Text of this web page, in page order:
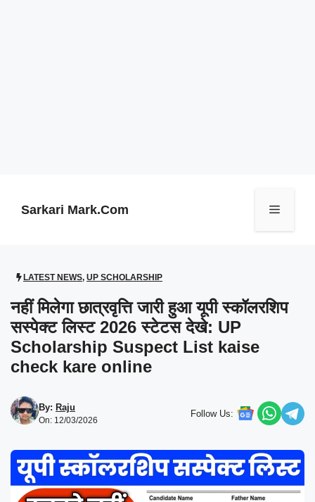
Sarkari Mark.Com Menu
LATEST NEWS, UP SCHOLARSHIP
नहीं मिलेगा छात्रवृत्ति जारी हुआ यूपी स्कॉलरशिप
सस्पेक्ट लिस्ट 2026 स्टेटस देखे: UP
Scholarship Suspect List kaise
check kare online
By: Raju
On: 12/03/2026
Follow Us: